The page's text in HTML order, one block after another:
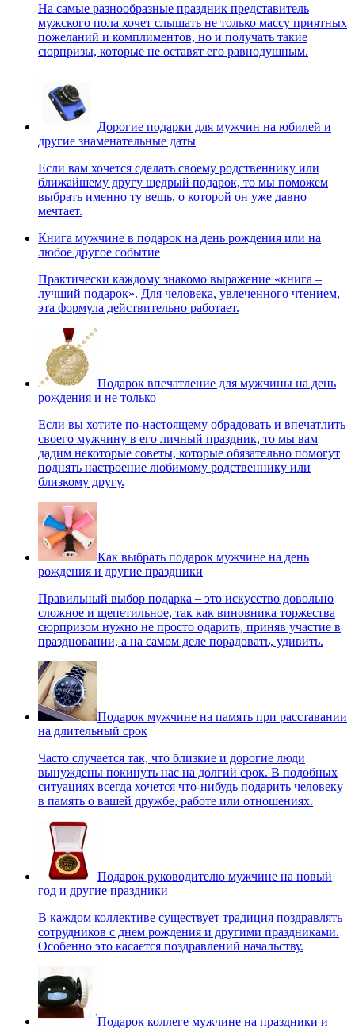
На самые разнообразные праздник представитель
мужского пола хочет слышать не только массу приятных
пожеланий и комплиментов, но и получать такие
сюрпризы, которые не оставят его равнодушным.
Дорогие подарки для мужчин на юбилей и
другие знаменательные даты
Если вам хочется сделать своему родственнику или
ближайшему другу щедрый подарок, то мы поможем
выбрать именно ту вещь, о которой он уже давно
мечтает.
Книга мужчине в подарок на день рождения или на
любое другое событие
Практически каждому знакомо выражение «книга –
лучший подарок». Для человека, увлеченного чтением,
эта формула действительно работает.
Подарок впечатление для мужчины на день
рождения и не только
Если вы хотите по-настоящему обрадовать и впечатлить
своего мужчину в его личный праздник, то мы вам
дадим некоторые советы, которые обязательно помогут
поднять настроение любимому родственнику или
близкому другу.
Как выбрать подарок мужчине на день
рождения и другие праздники
Правильный выбор подарка – это искусство довольно
сложное и щепетильное, так как виновника торжества
сюрпризом нужно не просто одарить, приняв участие в
праздновании, а на самом деле порадовать, удивить.
Подарок мужчине на память при расставании
на длительный срок
Часто случается так, что близкие и дорогие люди
вынуждены покинуть нас на долгий срок. В подобных
ситуациях всегда хочется что-нибудь подарить человеку
в память о вашей дружбе, работе или отношениях.
Подарок руководителю мужчине на новый
год и другие праздники
В каждом коллективе существует традиция поздравлять
сотрудников с днем рождения и другими праздниками.
Особенно это касается поздравлений начальству.
Подарок коллеге мужчине на праздники и